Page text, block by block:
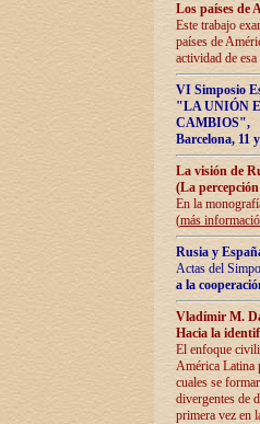
Los países de
Este trabajo
países de
actividad de
VI Simposio
"LA UNIÓN
CAMBIOS",
Barcelona, 11
La visión de
(La
En la
(más
Rusia y
Actas del
a la
Vladímir M.
Hacia la
El enfoque
América Latina
cuales se
divergentes de
primera vez en